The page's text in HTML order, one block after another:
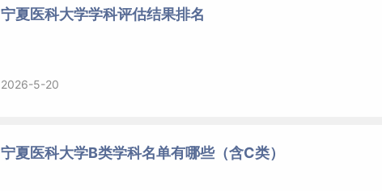
宁夏医科大学学科评估结果排名
2026-5-20
宁夏医科大学B类学科名单有哪些（含C类）